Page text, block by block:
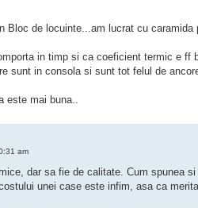
Bloc de locuinte...am lucrat cu caramida
in timp si ca coeficient termic e ff
sunt in consola si sunt tot felul de
mai buna..
am
dar sa fie de calitate. Cum spunea
unei case este infim, asa ca